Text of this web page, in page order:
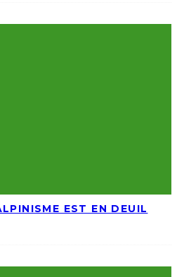
EST EN DEUIL